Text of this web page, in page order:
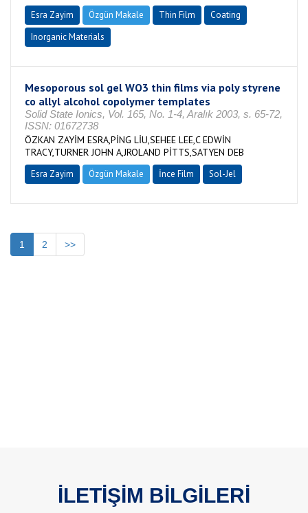
Esra Zayim Özgün Makale Thin Film
Coating
Inorganic Materials
Mesoporous sol gel WO3 thin films via poly styrene
co allyl alcohol copolymer templates
Solid State Ionics, Vol. 165, No. 1-4, Aralık 2003, s. 65-72,
ISSN: 01672738
ÖZKAN ZAYİM ESRA,PİNG LİU,SEHEE LEE,C EDWİN
TRACY,TURNER JOHN A,JROLAND PİTTS,SATYEN DEB
Esra Zayim Özgün Makale İnce Film Sol-Jel
1 2 >>
İLETİŞİM BİLGİLERİ